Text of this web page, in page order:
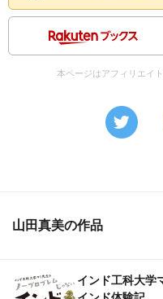
本ページはアフィリエイ
山田真美の作品
インド工科大学